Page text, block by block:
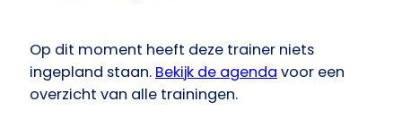
Op dit moment heeft deze trainer niets
ingepland staan. Bekijk de agenda voor een
overzicht van alle trainingen.